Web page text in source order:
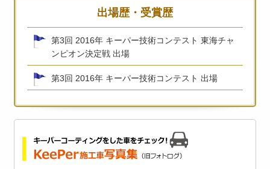
出場歴・受賞歴
第3回 2016年 キーパー技術コンテスト 東海チャ
ンピオン決定戦 出場
第3回 2016年 キーパー技術コンテスト 出場